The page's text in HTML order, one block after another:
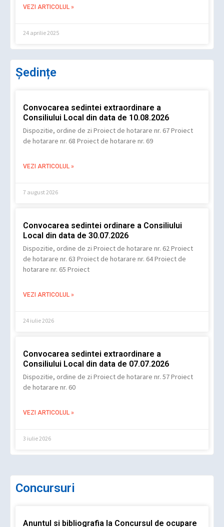
VEZI ARTICOLUL »
24 aprilie 2025
Ședințe
Convocarea sedintei extraordinare a
Consiliului Local din data de 10.08.2026
Dispozitie, ordine de zi Proiect de hotarare nr. 67 Proiect
de hotarare nr. 68 Proiect de hotarare nr. 69
VEZI ARTICOLUL »
7 august 2026
Convocarea sedintei ordinare a Consiliului
Local din data de 30.07.2026
Dispozitie, ordine de zi Proiect de hotarare nr. 62 Proiect
de hotarare nr. 63 Proiect de hotarare nr. 64 Proiect de
hotarare nr. 65 Proiect
VEZI ARTICOLUL »
24 iulie 2026
Convocarea sedintei extraordinare a
Consiliului Local din data de 07.07.2026
Dispozitie, ordine de zi Proiect de hotarare nr. 57 Proiect
de hotarare nr. 60
VEZI ARTICOLUL »
3 iulie 2026
Concursuri
Anuntul si bibliografia la Concursul de ocupare